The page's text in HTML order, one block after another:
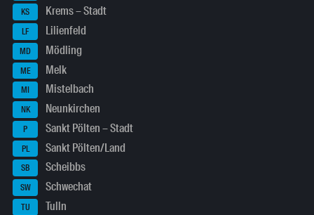
KS Krems – Stadt
LF Lilienfeld
MD Mödling
ME Melk
MI Mistelbach
NK Neunkirchen
P Sankt Pölten – Stadt
PL Sankt Pölten/Land
SB Scheibbs
SW Schwechat
TU Tulln